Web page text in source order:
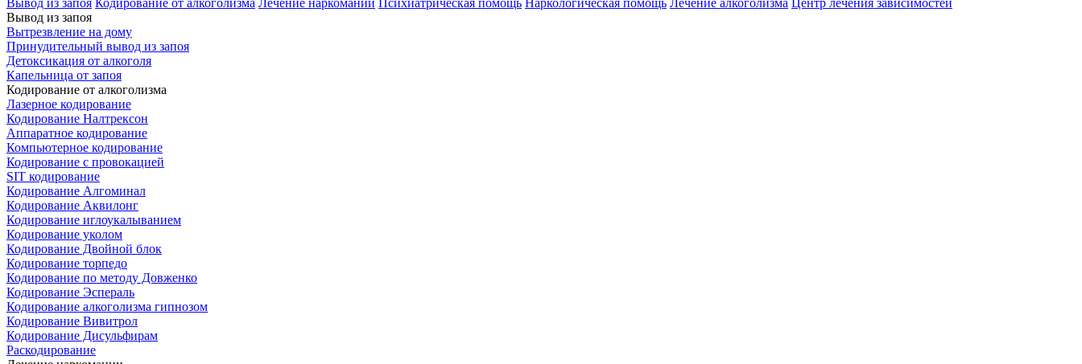
Вывод из запоя Кодирование от алкоголизма Лечение наркомании Психиатрическая помощь Наркологическая помощь Лечение алкоголизма Центр лечения зависимостей
Вывод из запоя
Вытрезвление на дому
Принудительный вывод из запоя
Детоксикация от алкоголя
Капельница от запоя
Кодирование от алкоголизма
Лазерное кодирование
Кодирование Налтрексон
Аппаратное кодирование
Компьютерное кодирование
Кодирование с провокацией
SIT кодирование
Кодирование Алгоминал
Кодирование Аквилонг
Кодирование иглоукалыванием
Кодирование уколом
Кодирование Двойной блок
Кодирование торпедо
Кодирование по методу Довженко
Кодирование Эспераль
Кодирование алкоголизма гипнозом
Кодирование Вивитрол
Кодирование Дисульфирам
Раскодирование